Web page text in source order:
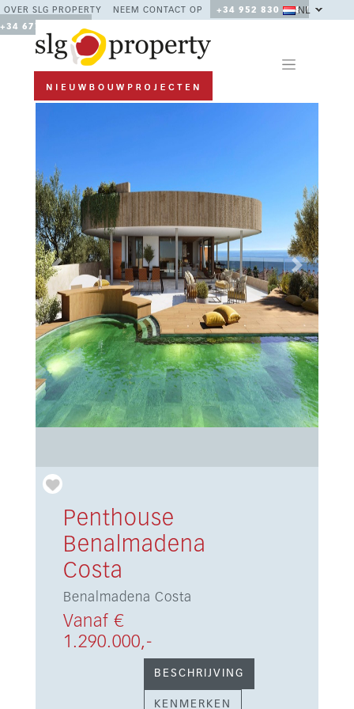
OVER SLG PROPERTY NEEM CONTACT OP
+34 952 830 378 /
+34 677 670 480
NL
Previous Next
Penthouse
Benalmadena
Costa
Benalmadena Costa
Vanaf €
1.290.000,-
BESCHRIJVING
KENMERKEN